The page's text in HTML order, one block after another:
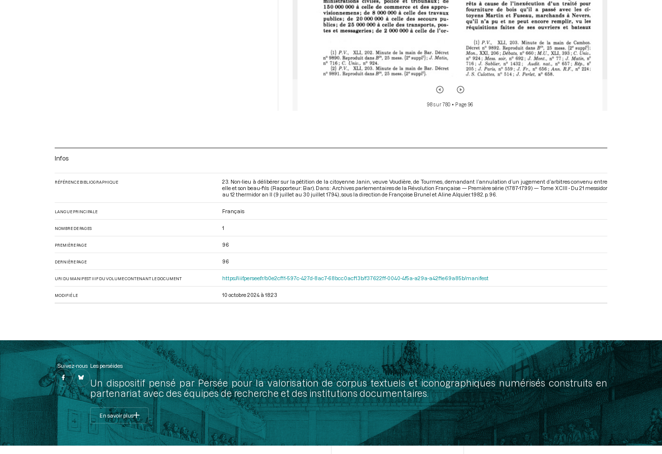
98 sur 780 • Page 96
Infos
RÉFÉRENCE BIBLIOGRAPHIQUE
23. Non-lieu à délibérer sur la pétition de la citoyenne Janin, veuve Voudière, de Tourmes, demandant l’annulation d’un jugement d’arbitres convenu entre
elle et son beau-fils (Rapporteur : Bar). Dans : Archives parlementaires de la Révolution Française — Première série (1787-1799) — Tome XCIII - Du 21 messidor
au 12 thermidor an II (9 juillet au 30 juillet 1794) , sous la direction de Françoise Brunel et Aline Alquier. 1982. p. 96.
LANGUE PRINCIPALE Français
NOMBRE DE PAGES 1
PREMIÈRE PAGE 96
DERNIÈRE PAGE 96
URI DU MANIFEST IIIF DU VOLUME CONTENANT LE DOCUMENT https://iiif.persee.fr/b0e2cf11-597c-427d-8ac7-68bcc0acf13b/f37622ff-0040-4f5a-a29a-a42f1e69a85b/manifest
MODIFIÉ LE 10 octobre 2024 à 18:23
Suivez-nous Les perséides
Un dispositif pensé par Persée pour la valorisation de corpus textuels et iconographiques numérisés construits en
partenariat avec des équipes de recherche et des institutions documentaires.
En savoir plus